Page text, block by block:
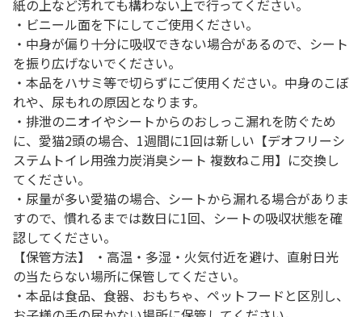
紙の上など汚れても構わない上で行ってください。
・ビニール面を下にしてご使用ください。
・中身が偏り十分に吸収できない場合があるので、シート
を振り広げないでください。
・本品をハサミ等で切らずにご使用ください。中身のこぼ
れや、尿もれの原因となります。
・排泄のニオイやシートからのおしっこ漏れを防ぐため
に、愛猫2頭の場合、1週間に1回は新しい【デオフリーシ
ステムトイレ用強力炭消臭シート 複数ねこ用】に交換し
てください。
・尿量が多い愛猫の場合、シートから漏れる場合がありま
すので、慣れるまでは数日に1回、シートの吸収状態を確
認してください。
【保管方法】 ・高温・多湿・火気付近を避け、直射日光
の当たらない場所に保管してください。
・本品は食品、食器、おもちゃ、ペットフードと区別し、